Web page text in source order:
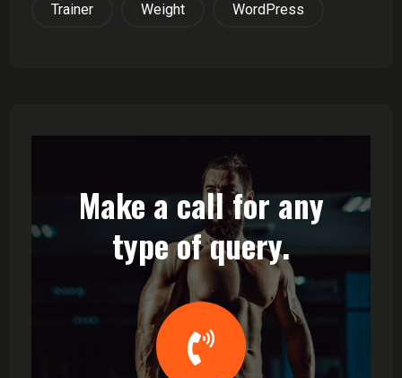
Trainer Weight WordPress
Make a call for any
type of query.